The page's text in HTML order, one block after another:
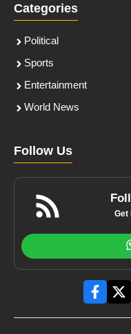
Categories
Political
Sports
Entertainment
World News
Follow Us
Get